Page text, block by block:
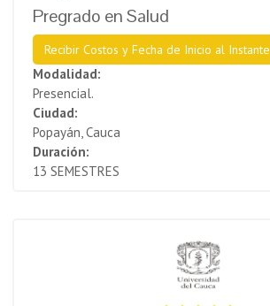
Pregrado en Salud
Recibir Costos y Fecha de Inicio al Instante
Modalidad:
Presencial.
Ciudad:
Popayán, Cauca
Duración:
13 SEMESTRES